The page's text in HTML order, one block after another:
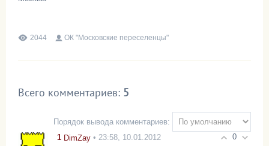
2044 ОК "Московские переселенцы"
Всего комментариев: 5
Порядок вывода комментариев:
0
1 DimZay • 23:58, 10.01.2012